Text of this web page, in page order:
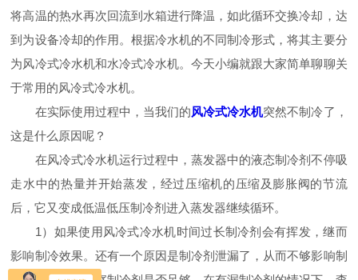
将高温的热水再次回流到水箱进行降温，如此循环交换冷却，达
到为设备冷却的作用。根据冷水机的不同制冷形式，将其主要分
为风冷式冷水机和水冷式冷水机。今天小编就跟大家简单聊聊关
于常用的风冷式冷水机。
在实际使用过程中，当我们的风冷式冷水机突然不制冷了，
这是什么原因呢？
在风冷式冷水机运行过程中，蒸发器中的液态制冷剂不停吸
走水中的热量并开始蒸发，经过压缩机的压缩及膨胀阀的节流
后，它又变成低温低压制冷剂进入蒸发器继续循环。
1）如果使用风冷式冷水机时间过长制冷剂会有挥发，继而
影响制冷效果。还有一个原因是制冷剂泄漏了，从而不够影响制